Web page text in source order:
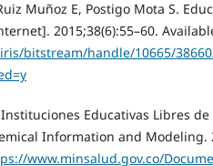
Muñoz E, Postigo Mota S.
2015;38(6):55–60.
bitstream/handle/10665/
Educativas Libres
Information and Modeling.
www.minsalud.gov.co/